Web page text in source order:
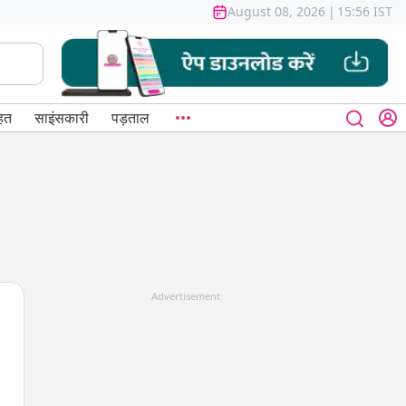
August 08, 2026 | 15:56 IST
साइंसकारी पड़ताल
Advertisement